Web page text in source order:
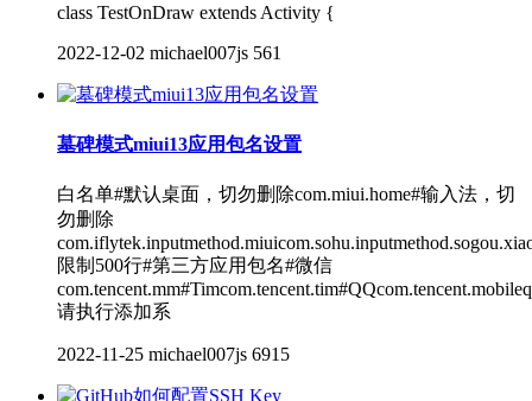
class TestOnDraw extends Activity {
2022-12-02 michael007js 561
墓碑模式miui13应用包名设置
白名单#默认桌面，切勿删除com.miui.home#输入法，切
勿删除
限制500行#第三方应用包名#微信
请执行添加系
2022-11-25 michael007js 6915